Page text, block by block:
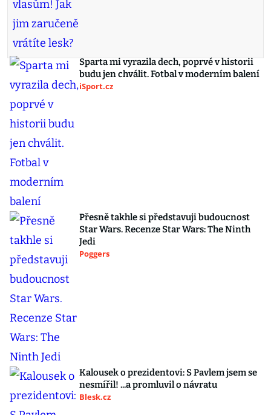
Sparta mi vyrazila dech, poprvé v historii
budu jen chválit. Fotbal v moderním balení
iSport.cz
Přesně takhle si představuji budoucnost
Star Wars. Recenze Star Wars: The Ninth
Jedi
Poggers
Kalousek o prezidentovi: S Pavlem jsem se
nesmířil! ...a promluvil o návratu
Blesk.cz